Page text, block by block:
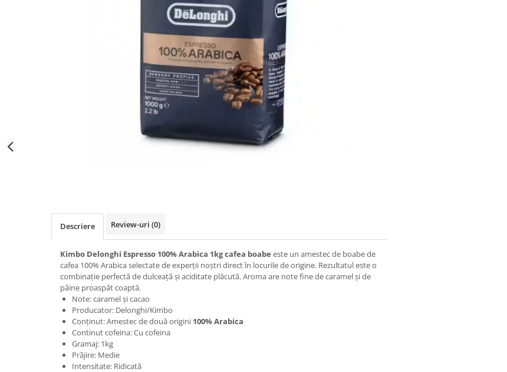
Descriere Review-uri (0)
Kimbo Delonghi Espresso 100% Arabica 1kg cafea boabe este un amestec de boabe de
cafea 100% Arabica selectate de experții noștri direct în locurile de origine. Rezultatul este o
combinație perfectă de dulceață și aciditate plăcută. Aroma are note fine de caramel și de
pâine proaspăt coaptă.
Note: caramel și cacao
Producator: Delonghi/Kimbo
Conținut: Amestec de două origini 100% Arabica
Continut cofeina: Cu cofeina
Gramaj: 1kg
Prăjire: Medie
Intensitate: Ridicată